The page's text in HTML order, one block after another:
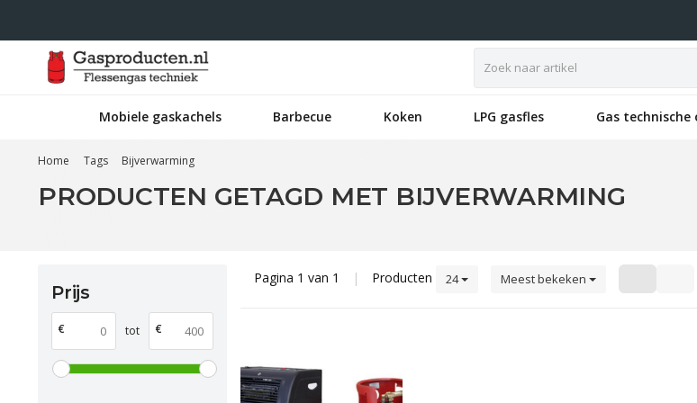
Mobiele gaskachels Barbecue Koken LPG gasfles Gas technische
Home Tags Bijverwarming
PRODUCTEN GETAGD MET BIJVERWARMING
Prijs
€ tot €
Pagina 1 van 1 | Producten 24 Meest bekeken